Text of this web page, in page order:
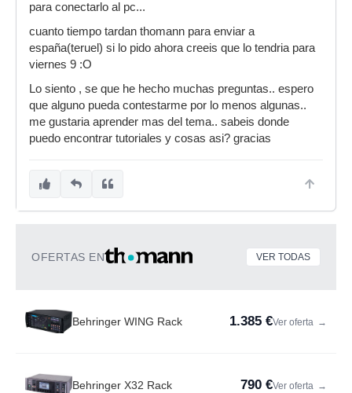
para conectarlo al pc...
cuanto tiempo tardan thomann para enviar a
españa(teruel) si lo pido ahora creeis que lo tendria para
viernes 9 :O
Lo siento , se que he hecho muchas preguntas.. espero
que alguno pueda contestarme por lo menos algunas..
me gustaria aprender mas del tema.. sabeis donde
puedo encontrar tutoriales y cosas asi? gracias
OFERTAS EN VER TODAS
Behringer WING Rack 1.385 €Ver oferta →
Behringer X32 Rack 790 €Ver oferta →